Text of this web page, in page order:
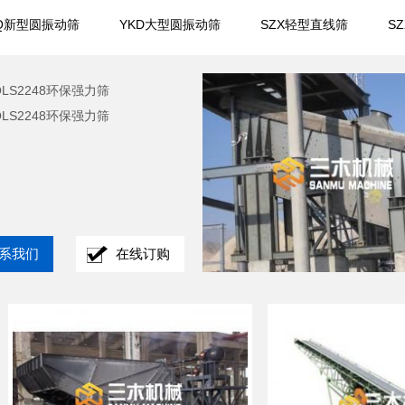
新型圆振动筛 YKD大型圆振动筛 SZX轻型直线筛
环保强力筛
环保强力筛
我们 在线订购